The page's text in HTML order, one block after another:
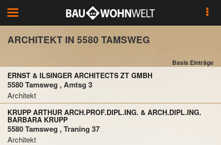
Toggle
navigation
ARCHITEKT IN 5580 TAMSWEG
Basis Einträge
ERNST & ILSINGER ARCHITECTS ZT GMBH
5580 Tamsweg , Amtsg 3
Architekt
KRUPP ARTHUR ARCH.PROF.DIPL.ING. & ARCH.DIPL.ING.
BARBARA KRUPP
5580 Tamsweg , Traning 37
Architekt